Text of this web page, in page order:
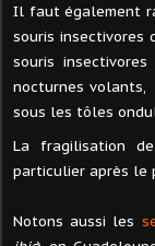
Il faut également
souris insectivores
souris
nocturnes volants,
sous les tôles
La fragilisation
particulier après le
Notons aussi les